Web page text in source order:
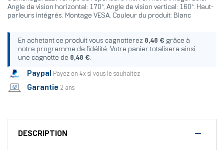
Angle de vision horizontal: 170°, Angle de vision vertical: 160°. Haut-
parleurs intégrés. Montage VESA. Couleur du produit: Blanc
En achetant ce produit vous cagnotterez 8,48 € grâce à
notre programme de fidélité. Votre panier totalisera ainsi
une cagnotte de 8,48 €.
Paypal Payez en 4x si vous le souhaitez
Garantie 2 ans
DESCRIPTION